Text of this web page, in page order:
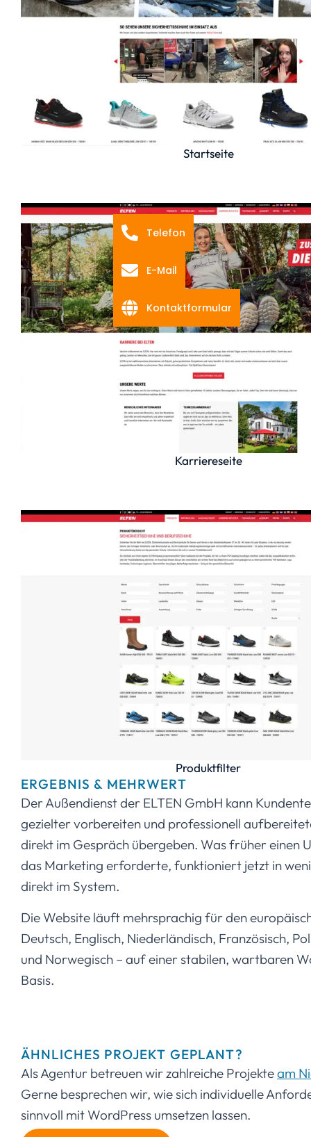
Startseite
Karriereseite
Produktfilter
ERGEBNIS & MEHRWERT
Der Außendienst der ELTEN GmbH kann
gezielter vorbereiten und professionell
direkt im Gespräch übergeben. Was früher einen
das Marketing erforderte, funktioniert jetzt in
direkt im System.
Die Website läuft mehrsprachig für den
Deutsch, Englisch, Niederländisch, Französisch,
und Norwegisch – auf einer stabilen, wartbaren
Basis.
ÄHNLICHES PROJEKT GEPLANT?
Als Agentur betreuen wir zahlreiche Projekteam
Gerne besprechen wir, wie sich individuelle
sinnvoll mit WordPress umsetzen lassen.
Telefon
E-Mail
Kontaktformular